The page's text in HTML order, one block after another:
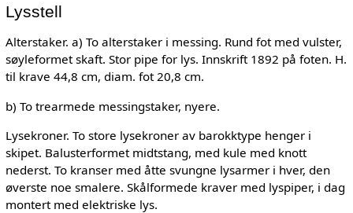
Lysstell
Alterstaker. a) To alterstaker i messing. Rund fot med vulster,
søyleformet skaft. Stor pipe for lys. Innskrift 1892 på foten. H.
til krave 44,8 cm, diam. fot 20,8 cm.
b) To trearmede messingstaker, nyere.
Lysekroner. To store lysekroner av barokktype henger i
skipet. Balusterformet midtstang, med kule med knott
nederst. To kranser med åtte svungne lysarmer i hver, den
øverste noe smalere. Skålformede kraver med lyspiper, i dag
montert med elektriske lys.